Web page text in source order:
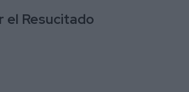
el Resucitado